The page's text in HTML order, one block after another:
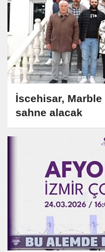
İscehisar, Marble
sahne alacak